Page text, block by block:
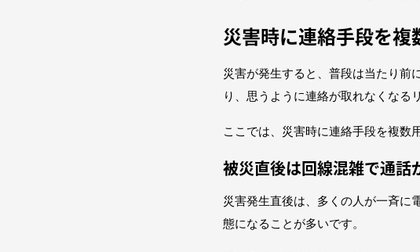
災害時に連絡手段を複
災害が発生すると、普段は当たり前
り、思うように連絡が取れなくなる
ここでは、災害時に連絡手段を複数
被災直後は回線混雑で通話
災害発生直後は、多くの人が一斉に
態になることが多いです。